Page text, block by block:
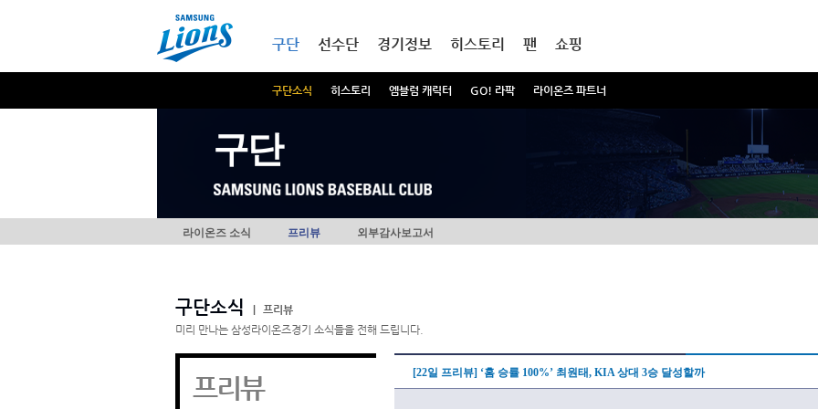
구단
구단소식 히스토리 엠블럼 캐릭터 GO! 라팍 라이온즈 파트너
선수단 경기정보 히스토리 팬 쇼핑
구단
라이온즈 소식 프리뷰 외부감사보고서
구단소식
프리뷰
미리 만나는 삼성라이온즈경기 소식들을 전해 드립니다.
프리뷰 [22일 프리뷰] ‘홈 승률 100%’ 최원태, KIA 상대 3승 달성할까